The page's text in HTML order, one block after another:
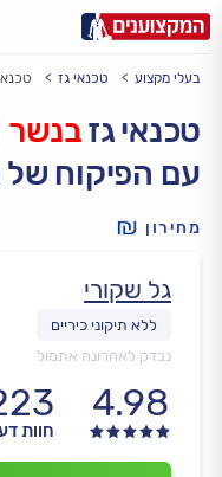
עירעיר: תל אביב, חיפה…
בעלי מקצוע טכנאי גז
טכנאי גזבנשר
עם הפיקוח של
מחירון
גל שקורי
נבדק לאחרונה אתמול
4.98
חוות